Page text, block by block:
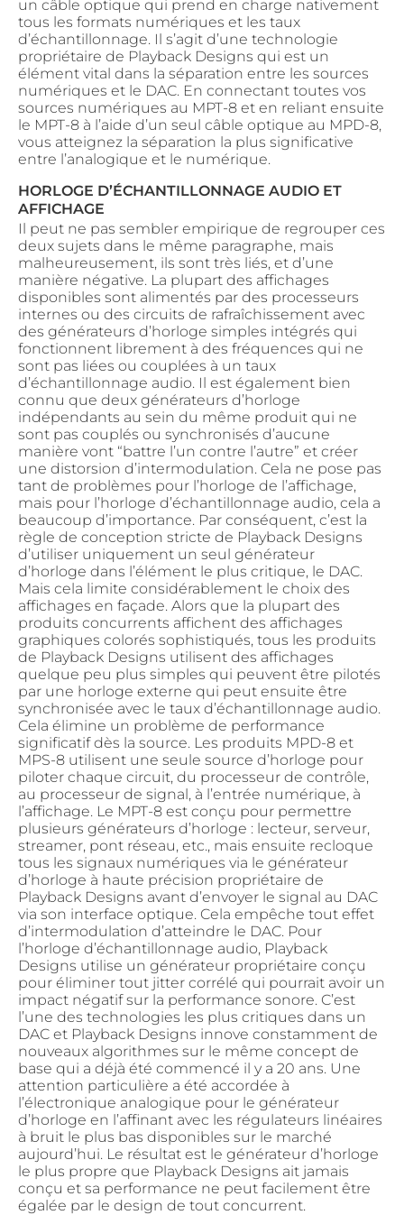
un câble optique qui prend en charge nativement
tous les formats numériques et les taux
d’échantillonnage. Il s’agit d’une technologie
propriétaire de Playback Designs qui est un
élément vital dans la séparation entre les sources
numériques et le DAC. En connectant toutes vos
sources numériques au MPT-8 et en reliant ensuite
le MPT-8 à l’aide d’un seul câble optique au MPD-8,
vous atteignez la séparation la plus significative
entre l’analogique et le numérique.
HORLOGE D’ÉCHANTILLONNAGE AUDIO ET
AFFICHAGE
Il peut ne pas sembler empirique de regrouper ces
deux sujets dans le même paragraphe, mais
malheureusement, ils sont très liés, et d’une
manière négative. La plupart des affichages
disponibles sont alimentés par des processeurs
internes ou des circuits de rafraîchissement avec
des générateurs d’horloge simples intégrés qui
fonctionnent librement à des fréquences qui ne
sont pas liées ou couplées à un taux
d’échantillonnage audio. Il est également bien
connu que deux générateurs d’horloge
indépendants au sein du même produit qui ne
sont pas couplés ou synchronisés d’aucune
manière vont “battre l’un contre l’autre” et créer
une distorsion d’intermodulation. Cela ne pose pas
tant de problèmes pour l’horloge de l’affichage,
mais pour l’horloge d’échantillonnage audio, cela a
beaucoup d’importance. Par conséquent, c’est la
règle de conception stricte de Playback Designs
d’utiliser uniquement un seul générateur
d’horloge dans l’élément le plus critique, le DAC.
Mais cela limite considérablement le choix des
affichages en façade. Alors que la plupart des
produits concurrents affichent des affichages
graphiques colorés sophistiqués, tous les produits
de Playback Designs utilisent des affichages
quelque peu plus simples qui peuvent être pilotés
par une horloge externe qui peut ensuite être
synchronisée avec le taux d’échantillonnage audio.
Cela élimine un problème de performance
significatif dès la source. Les produits MPD-8 et
MPS-8 utilisent une seule source d’horloge pour
piloter chaque circuit, du processeur de contrôle,
au processeur de signal, à l’entrée numérique, à
l’affichage. Le MPT-8 est conçu pour permettre
plusieurs générateurs d’horloge : lecteur, serveur,
streamer, pont réseau, etc., mais ensuite recloque
tous les signaux numériques via le générateur
d’horloge à haute précision propriétaire de
Playback Designs avant d’envoyer le signal au DAC
via son interface optique. Cela empêche tout effet
d’intermodulation d’atteindre le DAC. Pour
l’horloge d’échantillonnage audio, Playback
Designs utilise un générateur propriétaire conçu
pour éliminer tout jitter corrélé qui pourrait avoir un
impact négatif sur la performance sonore. C’est
l’une des technologies les plus critiques dans un
DAC et Playback Designs innove constamment de
nouveaux algorithmes sur le même concept de
base qui a déjà été commencé il y a 20 ans. Une
attention particulière a été accordée à
l’électronique analogique pour le générateur
d’horloge en l’affinant avec les régulateurs linéaires
à bruit le plus bas disponibles sur le marché
aujourd’hui. Le résultat est le générateur d’horloge
le plus propre que Playback Designs ait jamais
conçu et sa performance ne peut facilement être
égalée par le design de tout concurrent.